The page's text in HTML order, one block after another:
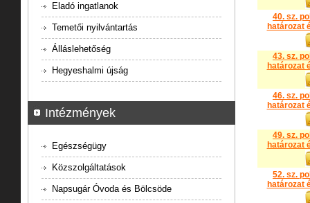
40. sz.
határozat
43. sz.
határozat
46. sz.
határozat
49. sz.
határozat
52. sz.
határozat
Eladó ingatlanok
Temetői nyilvántartás
Álláslehetőség
Hegyeshalmi újság
Intézmények
Egészségügy
Közszolgáltatások
Napsugár Óvoda és Bölcsöde